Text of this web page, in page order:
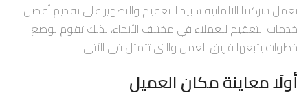
تعمل شركتنا الالمانية سبيد للتعقيم والتطهير على تقديم أفضل
خدمات التعقيم للعملاء في مختلف الأنحاء، لذلك تقوم بوضع
خطوات يتبعها فريق العمل والتي تتمثل في الآتي:
أولًا معاينة مكان العميل